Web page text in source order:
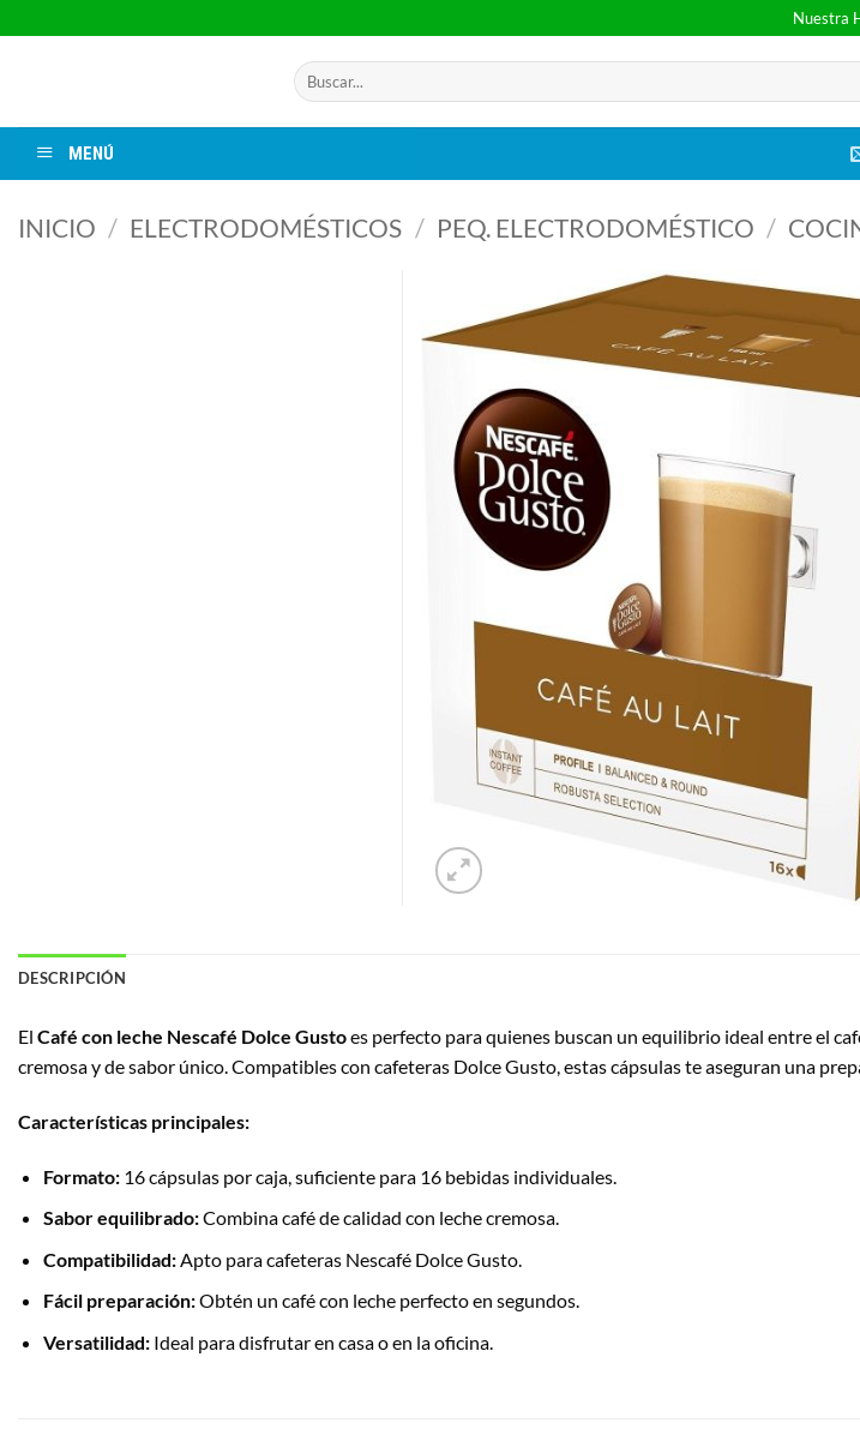
al
Nuestra
Buscar
por:
MENÚ
INICIO / ELECTRODOMÉSTICOS / PEQ. ELECTRODOMÉSTICO /
DESCRIPCIÓN
El Café con leche Nescafé Dolce Gustoes perfecto para quienes buscan un equilibrio ideal entre el
cremosa y de sabor único. Compatibles con cafeteras Dolce Gusto, estas cápsulas te aseguran una
Características principales:
Formato:16 cápsulas por caja, suficiente para 16 bebidas individuales.
Sabor equilibrado:Combina café de calidad con leche cremosa.
Compatibilidad:Apto para cafeteras Nescafé Dolce Gusto.
Fácil preparación:Obtén un café con leche perfecto en segundos.
Versatilidad:Ideal para disfrutar en casa o en la oficina.